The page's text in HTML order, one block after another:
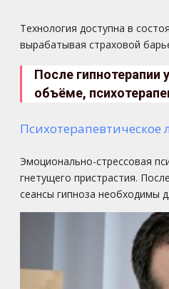
Технология доступна в
вырабатывая страховой
После гипнотерапии
объёме,
Эмоционально-стрессовая
гнетущего пристрастия.
сеансы гипноза необходимы